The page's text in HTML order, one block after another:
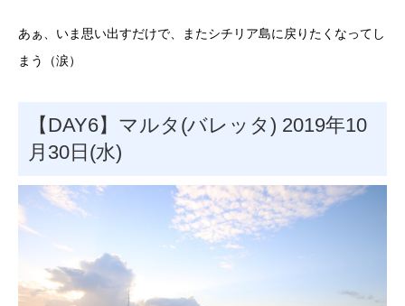
あぁ、いま思い出すだけで、またシチリア島に戻りたくなってし
まう（涙）
【DAY6】マルタ(バレッタ) 2019年10
月30日(水)